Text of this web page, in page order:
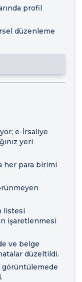
profil
düzenleme
e-İrsaliye
yeri
her para birimi
listesi
işaretlenmesi
ve belge
düzeltildi.
görüntülemede